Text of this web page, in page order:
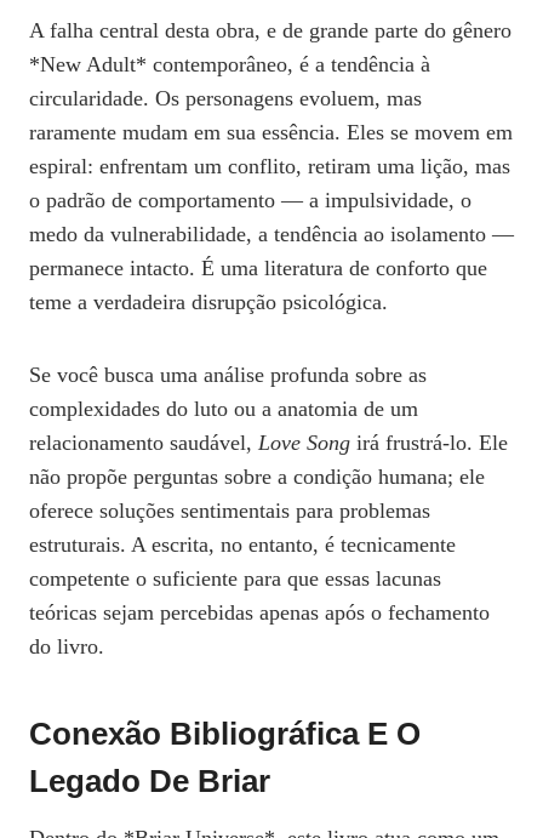
A falha central desta obra, e de grande parte do gênero
*New Adult* contemporâneo, é a tendência à
circularidade. Os personagens evoluem, mas
raramente mudam em sua essência. Eles se movem em
espiral: enfrentam um conflito, retiram uma lição, mas
o padrão de comportamento — a impulsividade, o
medo da vulnerabilidade, a tendência ao isolamento —
permanece intacto. É uma literatura de conforto que
teme a verdadeira disrupção psicológica.
Se você busca uma análise profunda sobre as
complexidades do luto ou a anatomia de um
relacionamento saudável, Love Song irá frustrá-lo. Ele
não propõe perguntas sobre a condição humana; ele
oferece soluções sentimentais para problemas
estruturais. A escrita, no entanto, é tecnicamente
competente o suficiente para que essas lacunas
teóricas sejam percebidas apenas após o fechamento
do livro.
Conexão Bibliográfica E O
Legado De Briar